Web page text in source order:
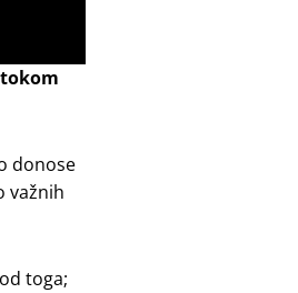
donose
važnih
toga;